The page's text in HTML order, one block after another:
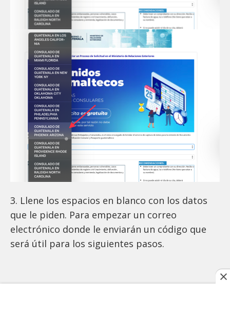
3. Llene los espacios en blanco con los datos
que le piden. Para empezar un correo
electrónico donde le enviarán un código que
será útil para los siguientes pasos.